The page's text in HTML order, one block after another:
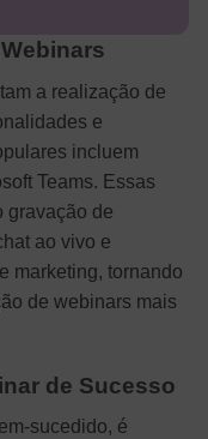
a realização de
e
incluem
Teams. Essas
gravação de
ao vivo e
marketing, tornando
de webinars mais
de Sucesso
sucedido, é